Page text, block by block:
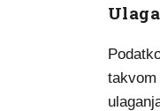
takvom